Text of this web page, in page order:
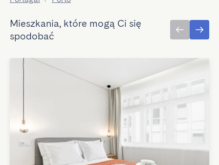
Mieszkania, które mogą Ci się
spodobać